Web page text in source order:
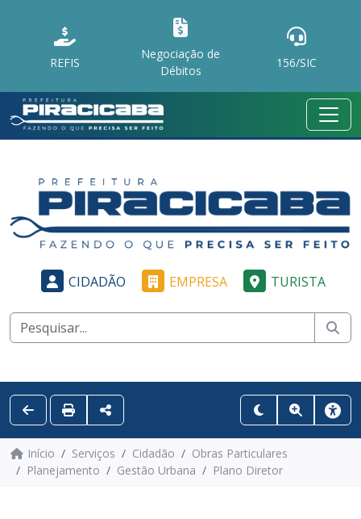
REFIS
Negociação de
Débitos
156/SIC
CIDADÃO EMPRESA TURISTA
Início Serviços Cidadão
Obras Particulares
Planejamento
Gestão Urbana Plano Diretor